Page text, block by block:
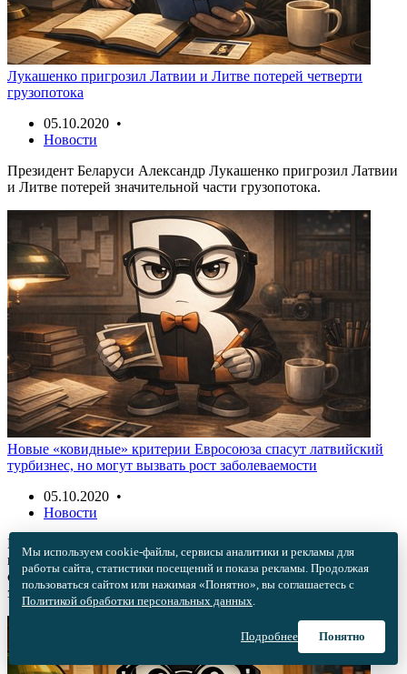
Лукашенко пригрозил Латвии и Литве потерей четверти
грузопотока
05.10.2020 •
Новости
Президент Беларуси Александр Лукашенко пригрозил Латвии
и Литве потерей значительной части грузопотока.
Новые «ковидные» критерии Евросоюза спасут латвийский
турбизнес, но могут вызвать рост заболеваемости
05.10.2020 •
Новости
Брюссель планирует ввести единые для всего Евросоюза
показатели заболеваемости. С одной стороны, это поможет
сфере туризма Латвии, с другой — может вызвать рост
заболеваемости коронавирусом в республике.
Мы используем cookie-файлы, сервисы аналитики и рекламы для
работы сайта, статистики посещений и показа рекламы. Продолжая
пользоваться сайтом или нажимая «Понятно», вы соглашаетесь с
Политикой обработки персональных данных.
Подробнее Понятно